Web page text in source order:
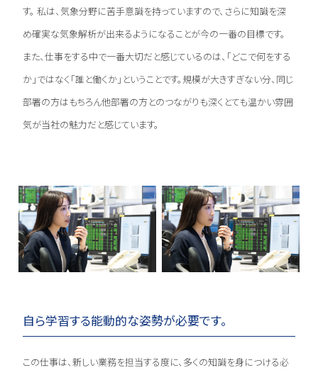
す。 私は、気象分野に苦手意識を持っていますので、さらに知識を深
め確実な気象解析が出来るようになることが今の一番の目標です。
また、仕事をする中で一番大切だと感じているのは、「どこで何をする
か」ではなく「誰と働くか」ということです。規模が大きすぎない分、同じ
部署の方はもちろん他部署の方とのつながりも深くとても温かい雰囲
気が当社の魅力だと感じています。
自ら学習する能動的な姿勢が必要です。
この仕事は、新しい業務を担当する度に、多くの知識を身につける必